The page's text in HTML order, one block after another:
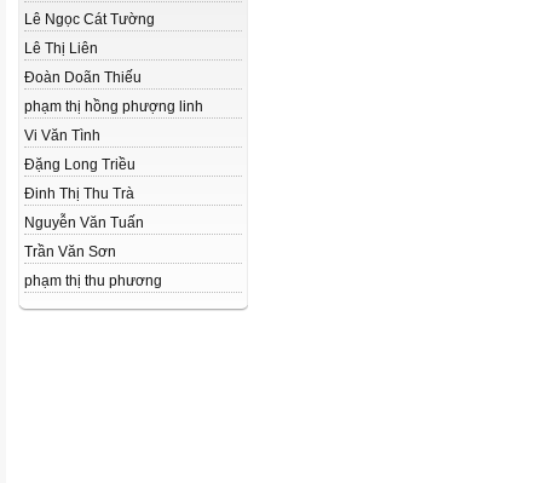
Lê Ngọc Cát Tường
Lê Thị Liên
Đoàn Doãn Thiếu
phạm thị hồng phượng linh
Vi Văn Tình
Đặng Long Triều
Đinh Thị Thu Trà
Nguyễn Văn Tuấn
Trần Văn Sơn
phạm thị thu phương